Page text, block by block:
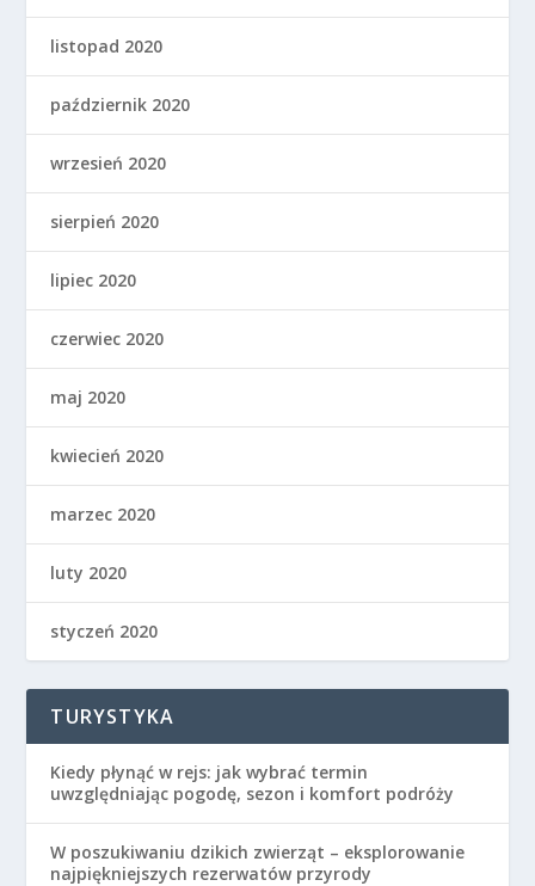
listopad 2020
październik 2020
wrzesień 2020
sierpień 2020
lipiec 2020
czerwiec 2020
maj 2020
kwiecień 2020
marzec 2020
luty 2020
styczeń 2020
TURYSTYKA
Kiedy płynąć w rejs: jak wybrać termin
uwzględniając pogodę, sezon i komfort podróży
W poszukiwaniu dzikich zwierząt – eksplorowanie
najpiękniejszych rezerwatów przyrody